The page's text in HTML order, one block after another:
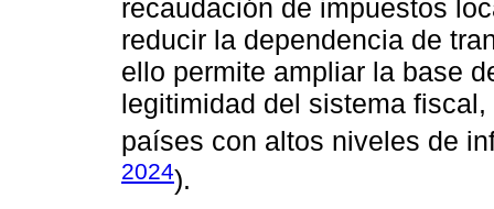
recaudación de impuestos
reducir la dependencia de
ello permite ampliar la base
legitimidad del sistema
países con altos niveles de
2024).